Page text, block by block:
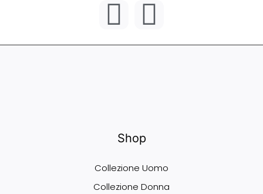
Shop
Collezione Uomo
Collezione Donna